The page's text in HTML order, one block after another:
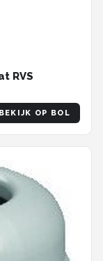
RVS
BEKIJK OP BOL